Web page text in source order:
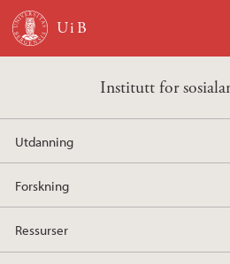
Hopp til hovedinnhold
Institutt for
Utdanning
Forskning
Ressurser